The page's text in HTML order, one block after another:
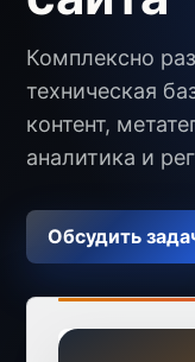
Комплексно
техническая
контент,
аналитика и
Обсудить